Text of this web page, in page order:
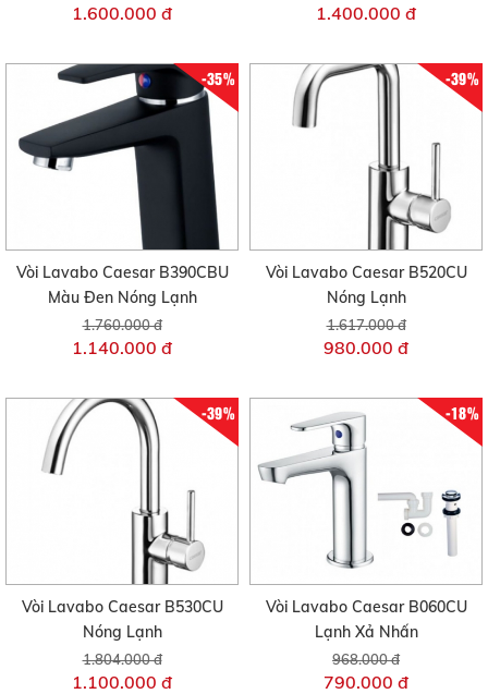
1.600.000 đ 1.400.000 đ
-35%
Vòi Lavabo Caesar B390CBU
Màu Đen Nóng Lạnh
1.760.000 đ
1.140.000 đ
-39%
Vòi Lavabo Caesar B520CU
Nóng Lạnh
1.617.000 đ
980.000 đ
-39%
Vòi Lavabo Caesar B530CU
Nóng Lạnh
1.804.000 đ
1.100.000 đ
-18%
Vòi Lavabo Caesar B060CU
Lạnh Xả Nhấn
968.000 đ
790.000 đ